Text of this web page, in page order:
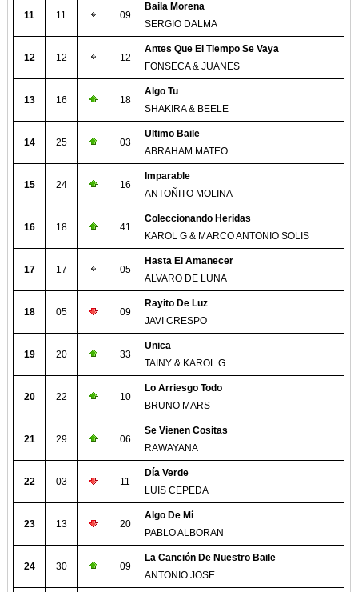
11 11 09
Baila Morena
SERGIO DALMA
12 12 12
Antes Que El Tiempo Se Vaya
FONSECA & JUANES
13 16 18
Algo Tu
SHAKIRA & BEELE
14 25 03
Ultimo Baile
ABRAHAM MATEO
15 24 16
Imparable
ANTOÑITO MOLINA
16 18 41
Coleccionando Heridas
KAROL G & MARCO ANTONIO SOLIS
17 17 05
Hasta El Amanecer
ALVARO DE LUNA
18 05 09
Rayito De Luz
JAVI CRESPO
19 20 33
Unica
TAINY & KAROL G
20 22 10
Lo Arriesgo Todo
BRUNO MARS
21 29 06
Se Vienen Cositas
RAWAYANA
22 03 11
Día Verde
LUIS CEPEDA
23 13 20
Algo De Mí
PABLO ALBORAN
24 30 09
La Canción De Nuestro Baile
ANTONIO JOSE